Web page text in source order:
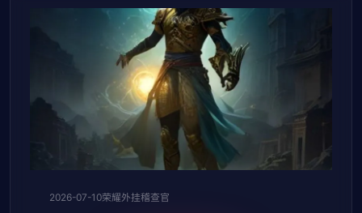
2026-07-10荣耀外挂稽查官